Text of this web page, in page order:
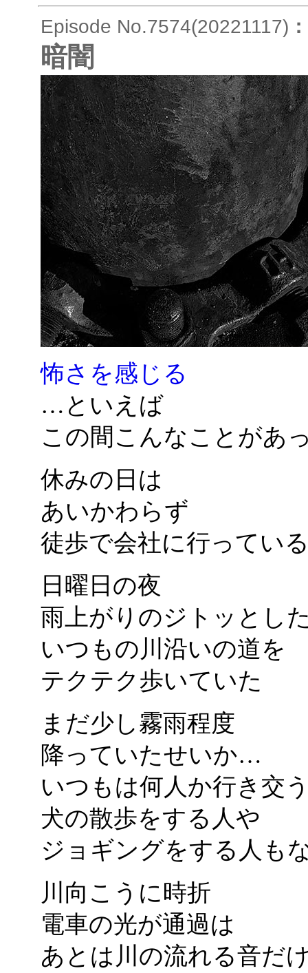
Episode No.7574(20221117) ：
暗闇
怖さを感じる
…といえば
この間こんなことがあ
休みの日は
あいかわらず
徒歩で会社に行ってい
日曜日の夜
雨上がりのジトッとし
いつもの川沿いの道を
テクテク歩いていた
まだ少し霧雨程度
降っていたせいか…
いつもは何人か行き交
犬の散歩をする人や
ジョギングをする人も
川向こうに時折
電車の光が通過は
あとは川の流れる音だ